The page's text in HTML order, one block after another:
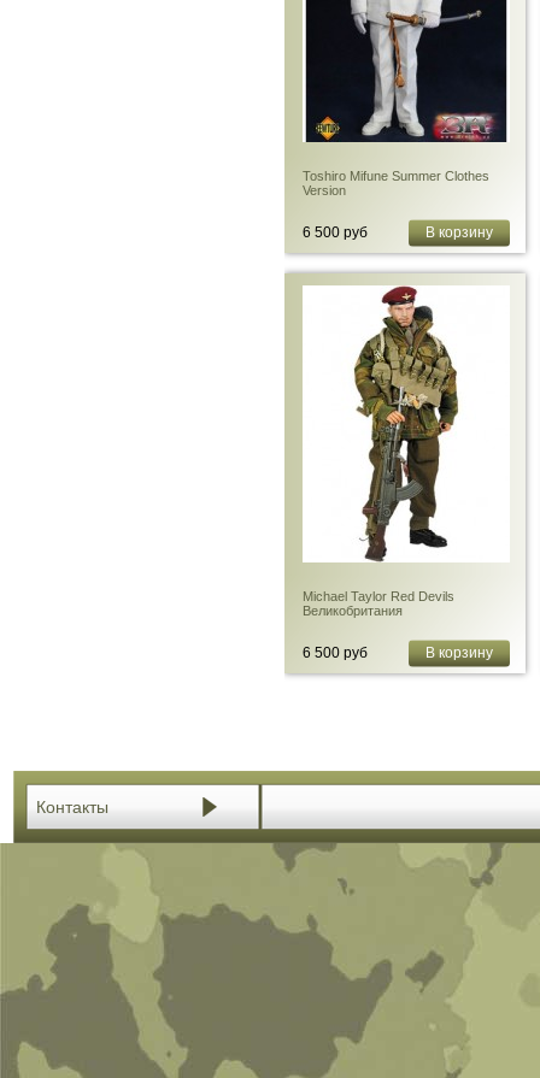
Toshiro Mifune Summer Clothes
Version
6 500 руб В корзину
Michael Taylor Red Devils
Великобритания
6 500 руб В корзину
Голова для фигуры в масштабе
1:6 (блондин)
650 руб В корзину
Контакты